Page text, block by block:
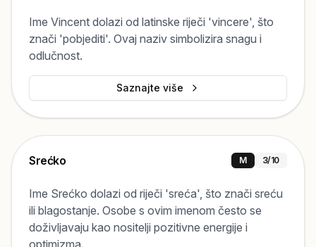
Ime Vincent dolazi od latinske riječi 'vincere', što
znači 'pobjediti'. Ovaj naziv simbolizira snagu i
odlučnost.
Saznajte više
Srećko M 3/10
Ime Srećko dolazi od riječi 'sreća', što znači sreću
ili blagostanje. Osobe s ovim imenom često se
doživljavaju kao nositelji pozitivne energije i
optimizma.